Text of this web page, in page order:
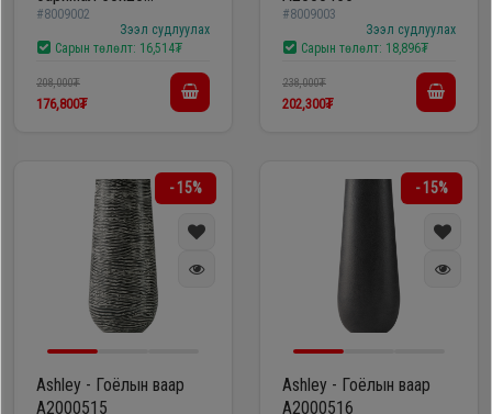
A2000416
#8009002
Зээл судлуулах
Сарын төлөлт: 16,514₮
208,000₮
176,800₮
#8009003
Зээл судлуулах
Сарын төлөлт: 18,896₮
238,000₮
202,300₮
- 15%
Ashley - Гоёлын ваар
A2000515
- 15%
Ashley - Гоёлын ваар
A2000516